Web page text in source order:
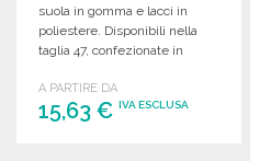
suola in gomma e lacci in
poliestere. Disponibili nella
taglia 47, confezionate in
A PARTIRE DA
15,63 € IVA ESCLUSA